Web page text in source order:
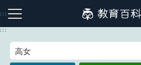
到
主
:::
注音索引圖示 筆畫索引圖示
:::